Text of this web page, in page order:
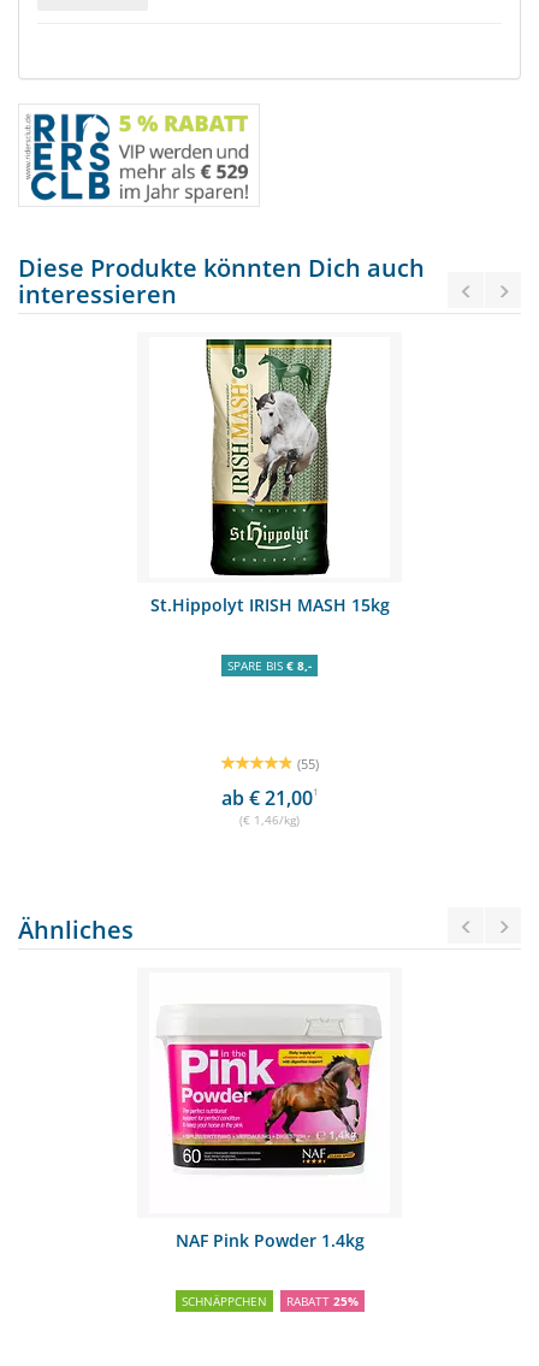
Diese Produkte könnten Dich auch
interessieren
St.Hippolyt IRISH MASH 15kg
SPARE BIS € 8,-
(55)
ab € 21,001
(€ 1,46/kg)
Ähnliches
NAF Pink Powder 1.4kg
SCHNÄPPCHEN RABATT 25%